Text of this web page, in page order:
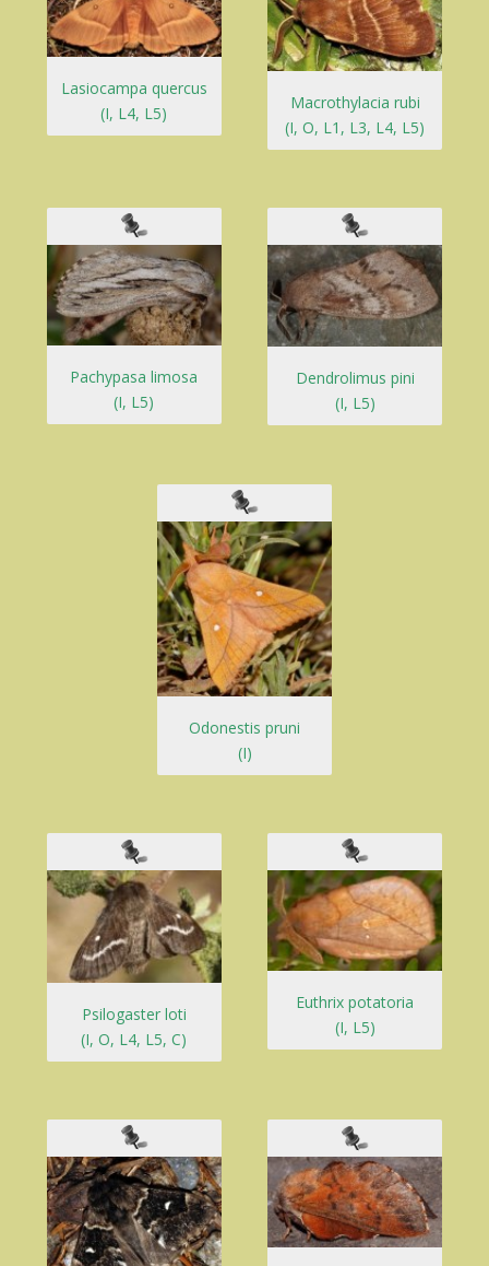
Lasiocampa quercus
(I, L4, L5)
Macrothylacia rubi
(I, O, L1, L3, L4, L5)
Pachypasa limosa
(I, L5)
Dendrolimus pini
(I, L5)
Odonestis pruni
(I)
Psilogaster loti
(I, O, L4, L5, C)
Euthrix potatoria
(I, L5)